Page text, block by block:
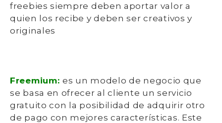
freebies siempre deben aportar valor a
quien los recibe y deben ser creativos y
originales
Freemium: es un modelo de negocio que
se basa en ofrecer al cliente un servicio
gratuito con la posibilidad de adquirir otro
de pago con mejores características. Este